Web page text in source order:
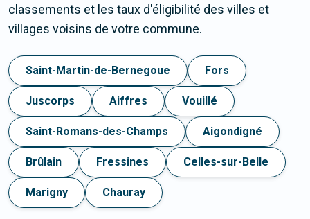
classements et les taux d'éligibilité des villes et
villages voisins de votre commune.
Saint-Martin-de-Bernegoue Fors
Juscorps Aiffres Vouillé
Saint-Romans-des-Champs Aigondigné
Brûlain Fressines Celles-sur-Belle
Marigny Chauray